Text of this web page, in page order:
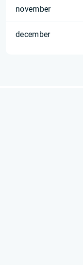
november
december